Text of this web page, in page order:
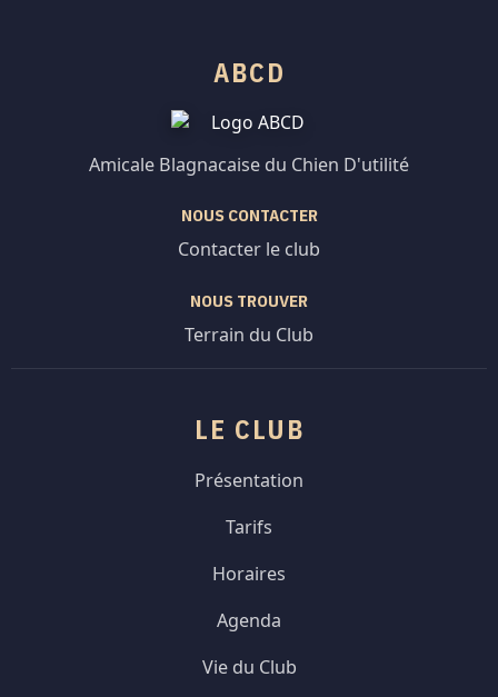
ABCD
Amicale Blagnacaise du Chien D'utilité
NOUS CONTACTER
Contacter le club
NOUS TROUVER
Terrain du Club
LE CLUB
Présentation
Tarifs
Horaires
Agenda
Vie du Club